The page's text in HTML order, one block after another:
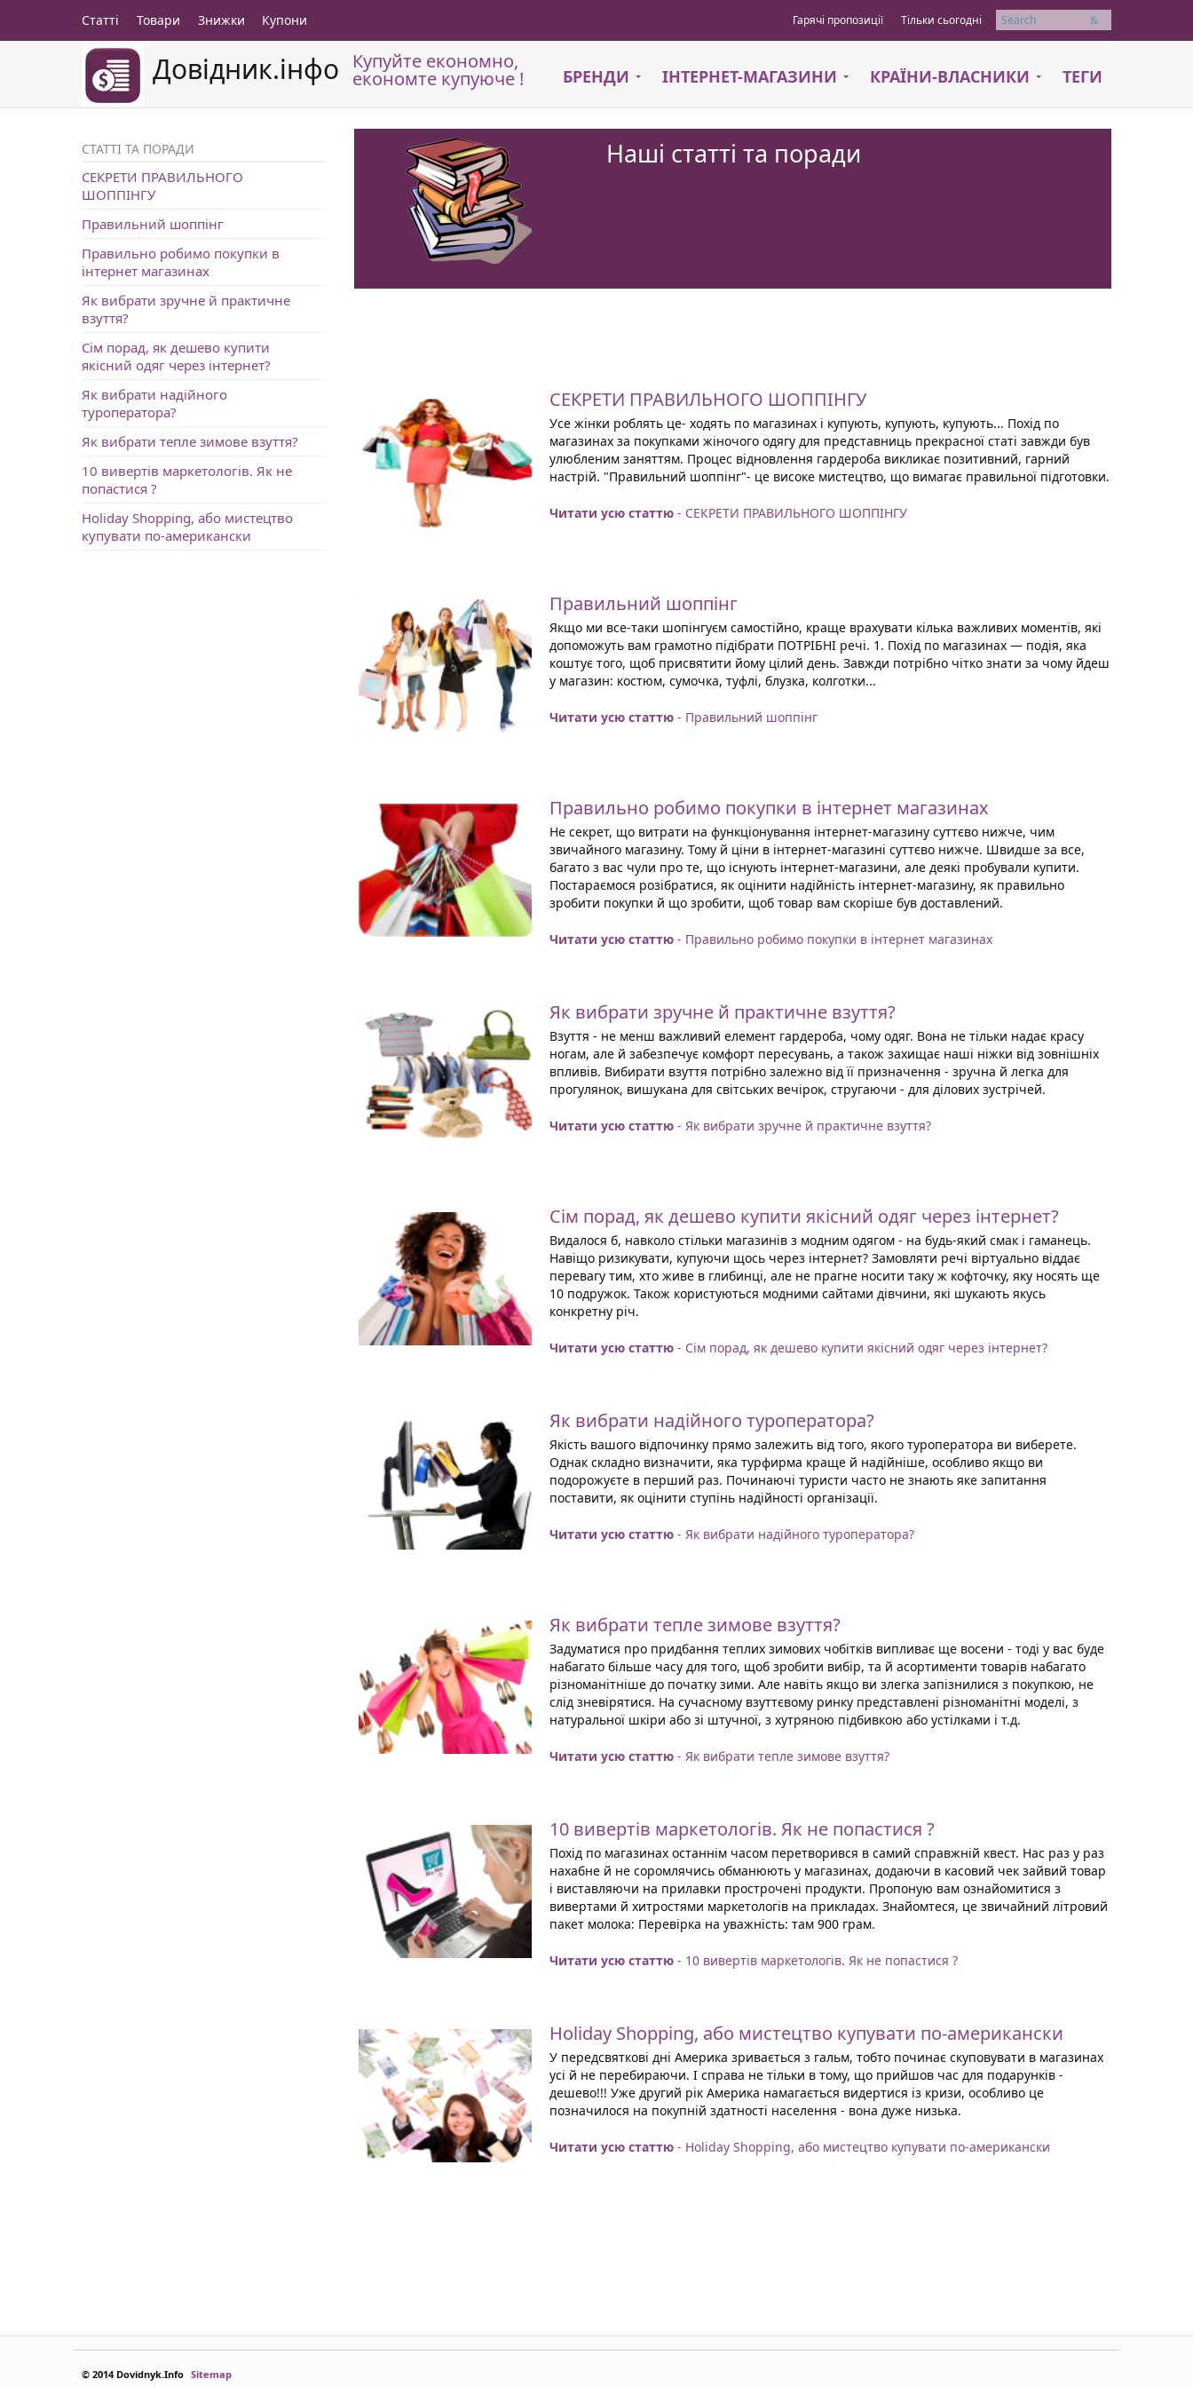
Довідник.інфо Купуйте економно,
економте купуюче ! БРЕНДИ ІНТЕРНЕТ-МАГАЗИНИ КРАЇНИ-ВЛАСНИКИ ТЕГИ
Статті Товари Знижки Купони Гарячі пропозиції Тільки сьогодні Пошук
СТАТТІ ТА ПОРАДИ
СЕКРЕТИ ПРАВИЛЬНОГО
ШОППІНГУ
Правильний шоппінг
Правильно робимо покупки в
інтернет магазинах
Як вибрати зручне й практичне
взуття?
Сім порад, як дешево купити
якісний одяг через інтернет?
Як вибрати надійного
туроператора?
Як вибрати тепле зимове взуття?
10 вивертів маркетологів. Як не
попастися ?
Holiday Shopping, або мистецтво
купувати по-американски
Наші статті та поради
СЕКРЕТИ ПРАВИЛЬНОГО ШОППІНГУ
Усе жінки роблять це- ходять по магазинах і купують, купують, купують... Похід по
магазинах за покупками жіночого одягу для представниць прекрасної статі завжди був
улюбленим заняттям. Процес відновлення гардероба викликає позитивний, гарний
настрій. "Правильний шоппінг"- це високе мистецтво, що вимагає правильної підготовки.
Читати усю статтю- СЕКРЕТИ ПРАВИЛЬНОГО ШОППІНГУ
Правильний шоппінг
Якщо ми все-таки шопінгуєм самостійно, краще врахувати кілька важливих моментів, які
допоможуть вам грамотно підібрати ПОТРІБНІ речі. 1. Похід по магазинах — подія, яка
коштує того, щоб присвятити йому цілий день. Завжди потрібно чітко знати за чому йдеш
у магазин: костюм, сумочка, туфлі, блузка, колготки...
Читати усю статтю- Правильний шоппінг
Правильно робимо покупки в інтернет магазинах
Не секрет, що витрати на функціонування інтернет-магазину суттєво нижче, чим
звичайного магазину. Тому й ціни в інтернет-магазині суттєво нижче. Швидше за все,
багато з вас чули про те, що існують інтернет-магазини, але деякі пробували купити.
Постараємося розібратися, як оцінити надійність інтернет-магазину, як правильно
зробити покупки й що зробити, щоб товар вам скоріше був доставлений.
Читати усю статтю- Правильно робимо покупки в інтернет магазинах
Як вибрати зручне й практичне взуття?
Взуття - не менш важливий елемент гардероба, чому одяг. Вона не тільки надає красу
ногам, але й забезпечує комфорт пересувань, а також захищає наші ніжки від зовнішніх
впливів. Вибирати взуття потрібно залежно від її призначення - зручна й легка для
прогулянок, вишукана для світських вечірок, стругаючи - для ділових зустрічей.
Читати усю статтю- Як вибрати зручне й практичне взуття?
Сім порад, як дешево купити якісний одяг через інтернет?
Видалося б, навколо стільки магазинів з модним одягом - на будь-який смак і гаманець.
Навіщо ризикувати, купуючи щось через інтернет? Замовляти речі віртуально віддає
перевагу тим, хто живе в глибинці, але не прагне носити таку ж кофточку, яку носять ще
10 подружок. Також користуються модними сайтами дівчини, які шукають якусь
конкретну річ.
Читати усю статтю- Сім порад, як дешево купити якісний одяг через інтернет?
Як вибрати надійного туроператора?
Якість вашого відпочинку прямо залежить від того, якого туроператора ви виберете.
Однак складно визначити, яка турфирма краще й надійніше, особливо якщо ви
подорожуєте в перший раз. Починаючі туристи часто не знають яке запитання
поставити, як оцінити ступінь надійності організації.
Читати усю статтю- Як вибрати надійного туроператора?
Як вибрати тепле зимове взуття?
Задуматися про придбання теплих зимових чобітків випливає ще восени - тоді у вас буде
набагато більше часу для того, щоб зробити вибір, та й асортименти товарів набагато
різноманітніше до початку зими. Але навіть якщо ви злегка запізнилися з покупкою, не
слід зневірятися. На сучасному взуттєвому ринку представлені різноманітні моделі, з
натуральної шкіри або зі штучної, з хутряною підбивкою або устілками і т.д.
Читати усю статтю- Як вибрати тепле зимове взуття?
10 вивертів маркетологів. Як не попастися ?
Похід по магазинах останнім часом перетворився в самий справжній квест. Нас раз у раз
нахабне й не соромлячись обманюють у магазинах, додаючи в касовий чек зайвий товар
і виставляючи на прилавки прострочені продукти. Пропоную вам ознайомитися з
вивертами й хитростями маркетологів на прикладах. Знайомтеся, це звичайний літровий
пакет молока: Перевірка на уважність: там 900 грам.
Читати усю статтю- 10 вивертів маркетологів. Як не попастися ?
Holiday Shopping, або мистецтво купувати по-американски
У передсвяткові дні Америка зривається з гальм, тобто починає скуповувати в магазинах
усі й не перебираючи. І справа не тільки в тому, що прийшов час для подарунків -
дешево!!! Уже другий рік Америка намагається видертися із кризи, особливо це
позначилося на покупній здатності населення - вона дуже низька.
Читати усю статтю- Holiday Shopping, або мистецтво купувати по-американски
© 2014 Dovidnyk.Info Sitemap